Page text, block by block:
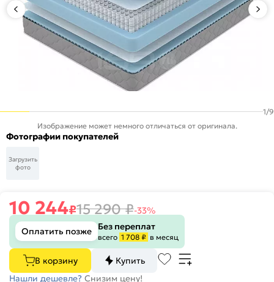
1/9
Изображение может немного отличаться от оригинала.
Фотографии покупателей
Загрузить
фото
10 244₽15 290₽-33%
Оплатить позже
Без переплат
всего 1 708 ₽ в месяц
В корзину
Купить
Нашли дешевле? Снизим цену!